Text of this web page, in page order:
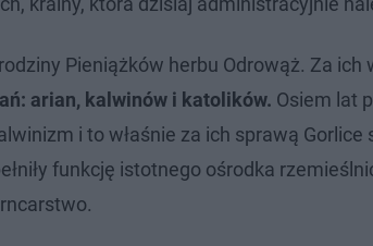
Pieniążków herbu Odrowąż. Za ich
arian, kalwinów i katolików. Osiem lat
i to właśnie za ich sprawą Gorlice
funkcję istotnego ośrodka